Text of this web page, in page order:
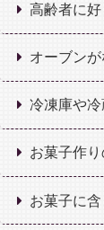
高齢者に好
オーブン
冷凍庫や
お菓子作
お菓子に